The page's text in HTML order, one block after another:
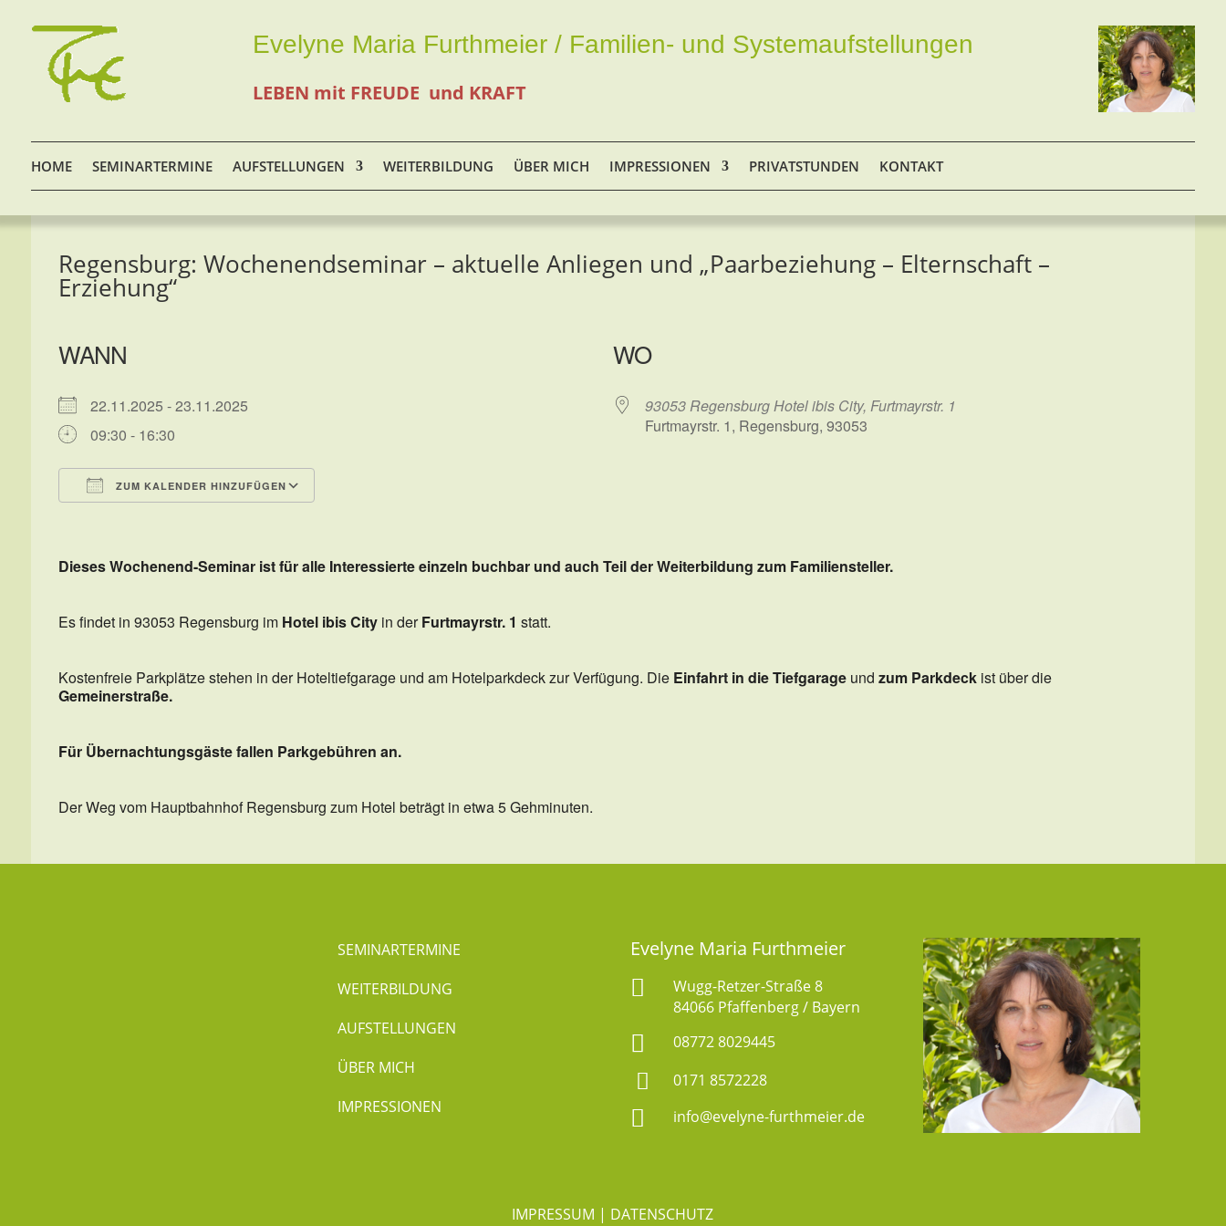
Evelyne Maria Furthmeier / Familien- und Systemaufstellungen
LEBEN mit FREUDE und KRAFT
HOME SEMINARTERMINE AUFSTELLUNGEN WEITERBILDUNG ÜBER MICH IMPRESSIONEN PRIVATSTUNDEN KONTAKT
Regensburg: Wochenendseminar – aktuelle Anliegen und „Paarbeziehung – Elternschaft –
Erziehung“
WANN
22.11.2025 - 23.11.2025
09:30 - 16:30
ZUM KALENDER HINZUFÜGEN
WO
93053 Regensburg Hotel ibis City, Furtmayrstr. 1
Furtmayrstr. 1, Regensburg, 93053
Dieses Wochenend-Seminar ist für alle Interessierte einzeln buchbar und auch Teil der Weiterbildung zum Familiensteller.
Es findet in 93053 Regensburg imHotel ibis City in derFurtmayrstr. 1 statt.
Kostenfreie Parkplätze stehen in der Hoteltiefgarage und am Hotelparkdeck zur Verfügung. DieEinfahrt in die Tiefgarageund zum Parkdeckist über die
Gemeinerstraße.
Für Übernachtungsgäste fallen Parkgebühren an.
Der Weg vom Hauptbahnhof Regensburg zum Hotel beträgt in etwa 5 Gehminuten.
SEMINARTERMINE
WEITERBILDUNG
AUFSTELLUNGEN
ÜBER MICH
IMPRESSIONEN
Evelyne Maria Furthmeier

Wugg-Retzer-Straße 8
84066 Pfaffenberg / Bayern
 08772 8029445
 0171 8572228
 info@evelyne-furthmeier.de
IMPRESSUM | DATENSCHUTZ